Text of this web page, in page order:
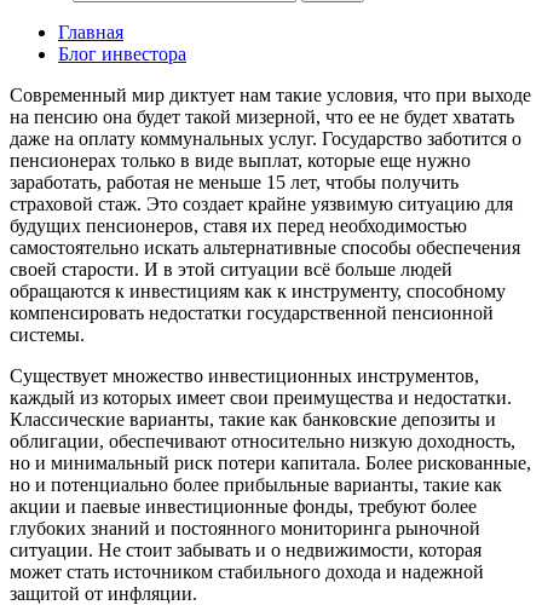
Главная
Блог инвестора
Современный мир диктует нам такие условия, что при выходе
на пенсию она будет такой мизерной, что ее не будет хватать
даже на оплату коммунальных услуг. Государство заботится о
пенсионерах только в виде выплат, которые еще нужно
заработать, работая не меньше 15 лет, чтобы получить
страховой стаж. Это создает крайне уязвимую ситуацию для
будущих пенсионеров, ставя их перед необходимостью
самостоятельно искать альтернативные способы обеспечения
своей старости. И в этой ситуации всё больше людей
обращаются к инвестициям как к инструменту, способному
компенсировать недостатки государственной пенсионной
системы.
Существует множество инвестиционных инструментов,
каждый из которых имеет свои преимущества и недостатки.
Классические варианты, такие как банковские депозиты и
облигации, обеспечивают относительно низкую доходность,
но и минимальный риск потери капитала. Более рискованные,
но и потенциально более прибыльные варианты, такие как
акции и паевые инвестиционные фонды, требуют более
глубоких знаний и постоянного мониторинга рыночной
ситуации. Не стоит забывать и о недвижимости, которая
может стать источником стабильного дохода и надежной
защитой от инфляции.